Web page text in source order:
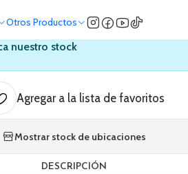
Otros Productos
nuestro stock
Agregar a la lista de favoritos
Mostrar stock de ubicaciones
DESCRIPCIÓN